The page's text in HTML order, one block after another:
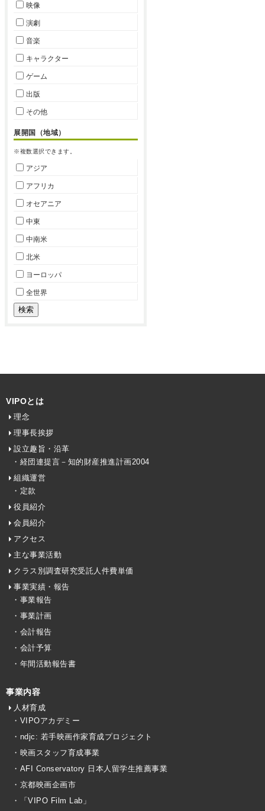
映像
演劇
音楽
キャラクター
ゲーム
出版
その他
展開国（地域）
※複数選択できます。
アジア
アフリカ
オセアニア
中東
中南米
北米
ヨーロッパ
全世界
VIPOとは
理念
理事長挨拶
設立趣旨・沿革
・経団連提言－知的財産推進計画2004
組織運営
・定款
役員紹介
会員紹介
アクセス
主な事業活動
クラス別調査研究受託人件費単価
事業実績・報告
・事業報告
・事業計画
・会計報告
・会計予算
・年間活動報告書
事業内容
人材育成
・VIPOアカデミー
・ndjc: 若手映画作家育成プロジェクト
・映画スタッフ育成事業
・AFI Conservatory 日本人留学生推薦事業
・京都映画企画市
・「VIPO Film Lab」